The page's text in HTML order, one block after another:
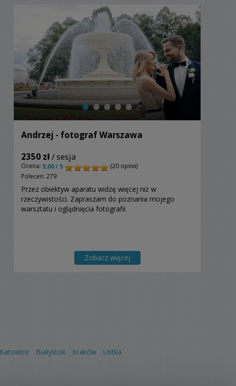
Andrzej - fotograf Warszawa
2350 zł/ sesja
Ocena: 5,00 / 5
(20 opinii)
Poleceń: 279
Przez obiektyw aparatu widzę więcej niż w
rzeczywistości. Zapraszam do poznania mojego
warsztatu i oglądnięcia fotografii.
Zobacz więcej
Katowice Białystok Kraków Ustka